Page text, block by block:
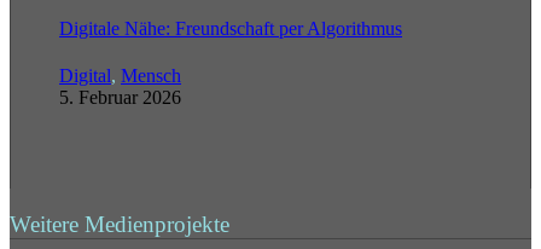
Digitale Nähe: Freundschaft per Algorithmus
Digital, Mensch
5. Februar 2026
Weitere Medienprojekte